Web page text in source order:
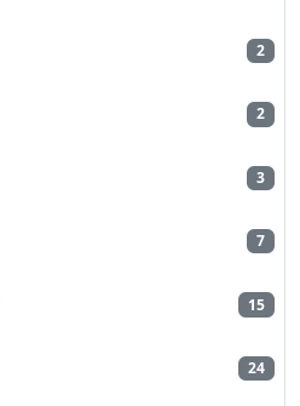
2
2
3
7
15
24